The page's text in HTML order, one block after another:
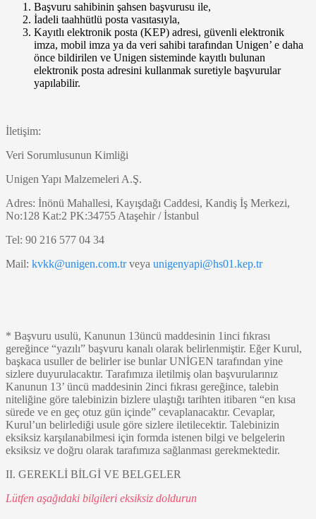
Başvuru sahibinin şahsen başvurusu ile,
İadeli taahhütlü posta vasıtasıyla,
Kayıtlı elektronik posta (KEP) adresi, güvenli elektronik
imza, mobil imza ya da veri sahibi tarafından Unigen’ e daha
önce bildirilen ve Unigen sisteminde kayıtlı bulunan
elektronik posta adresini kullanmak suretiyle başvurular
yapılabilir.
İletişim:
Veri Sorumlusunun Kimliği
Unigen Yapı Malzemeleri A.Ş.
Adres: İnönü Mahallesi, Kayışdağı Caddesi, Kandiş İş Merkezi,
No:128 Kat:2 PK:34755 Ataşehir / İstanbul
Tel: 90 216 577 04 34
Mail: kvkk@unigen.com.trveya unigenyapi@hs01.kep.tr
* Başvuru usulü, Kanunun 13üncü maddesinin 1inci fıkrası
gereğince “yazılı” başvuru kanalı olarak belirlenmiştir. Eğer Kurul,
başkaca usuller de belirler ise bunlar UNİGEN tarafından yine
sizlere duyurulacaktır. Tarafımıza iletilmiş olan başvurularınız
Kanunun 13’ üncü maddesinin 2inci fıkrası gereğince, talebin
niteliğine göre talebinizin bizlere ulaştığı tarihten itibaren “en kısa
sürede ve en geç otuz gün içinde” cevaplanacaktır. Cevaplar,
Kurul’un belirlediği usule göre sizlere iletilecektir. Talebinizin
eksiksiz karşılanabilmesi için formda istenen bilgi ve belgelerin
eksiksiz ve doğru olarak tarafımıza sağlanması gerekmektedir.
II. GEREKLİ BİLGİ VE BELGELER
Lütfen aşağıdaki bilgileri eksiksiz doldurun